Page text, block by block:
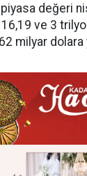
değeri
16,19 ve 3
milyar